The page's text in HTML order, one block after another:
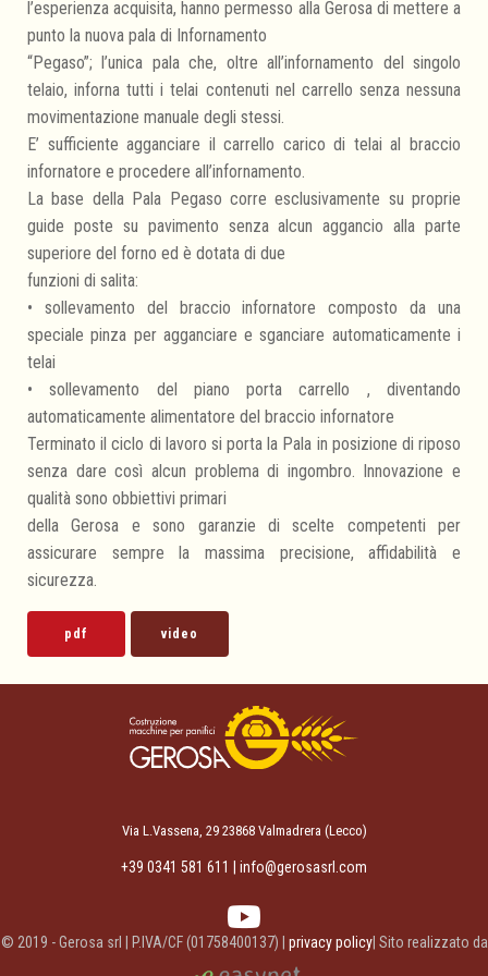
l’esperienza acquisita, hanno permesso alla Gerosa di mettere a
punto la nuova pala di Infornamento
“Pegaso”; l’unica pala che, oltre all’infornamento del singolo
telaio, inforna tutti i telai contenuti nel carrello senza nessuna
movimentazione manuale degli stessi.
E’ sufficiente agganciare il carrello carico di telai al braccio
infornatore e procedere all’infornamento.
La base della Pala Pegaso corre esclusivamente su proprie
guide poste su pavimento senza alcun aggancio alla parte
superiore del forno ed è dotata di due
funzioni di salita:
• sollevamento del braccio infornatore composto da una
speciale pinza per agganciare e sganciare automaticamente i
telai
• sollevamento del piano porta carrello , diventando
automaticamente alimentatore del braccio infornatore
Terminato il ciclo di lavoro si porta la Pala in posizione di riposo
senza dare così alcun problema di ingombro. Innovazione e
qualità sono obbiettivi primari
della Gerosa e sono garanzie di scelte competenti per
assicurare sempre la massima precisione, affidabilità e
sicurezza.
pdf video
Via L.Vassena, 29 23868 Valmadrera (Lecco)
+39 0341 581 611 | info@gerosasrl.com
© 2019 - Gerosa srl | P.IVA/CF (01758400137) | privacy policy| Sito realizzato da